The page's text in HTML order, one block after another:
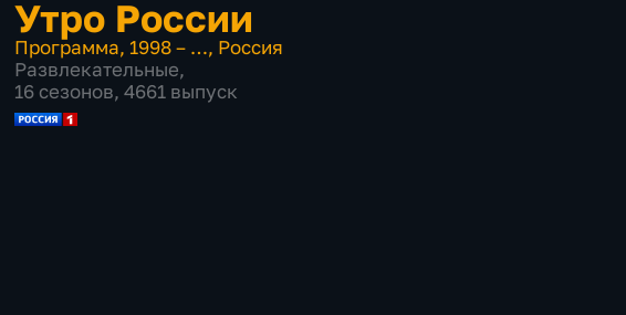
Утро России
Программа, 1998 – …, Россия
Развлекательные,
16 сезонов, 4661 выпуск